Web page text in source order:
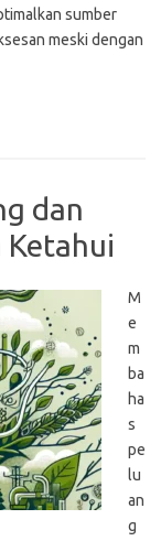
sumber
meski dengan
dan
Ketahui
M
e
m
ba
ha
s
pe
lu
an
g